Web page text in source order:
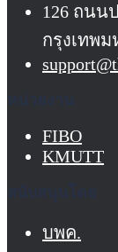
126 ถนน
กรุงเทพม
FIBO
KMUTT
บพค.